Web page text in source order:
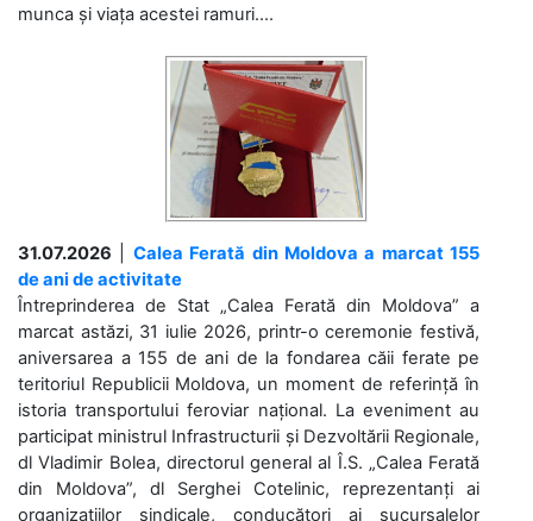
munca și viața acestei ramuri....
31.07.2026
Calea Ferată din Moldova a marcat 155
de ani de activitate
Întreprinderea de Stat „Calea Ferată din Moldova” a
marcat astăzi, 31 iulie 2026, printr-o ceremonie festivă,
aniversarea a 155 de ani de la fondarea căii ferate pe
teritoriul Republicii Moldova, un moment de referință în
istoria transportului feroviar național. La eveniment au
participat ministrul Infrastructurii și Dezvoltării Regionale,
dl Vladimir Bolea, directorul general al Î.S. „Calea Ferată
din Moldova”, dl Serghei Cotelinic, reprezentanți ai
organizațiilor sindicale, conducători ai sucursalelor